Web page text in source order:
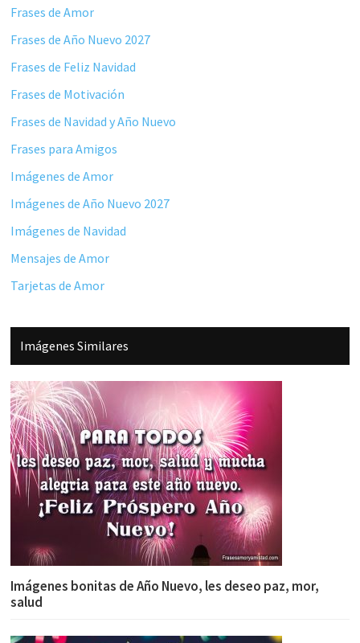
Frases de Amor
Frases de Año Nuevo 2027
Frases de Feliz Navidad
Frases de Motivación
Frases de Navidad y Año Nuevo
Frases para Amigos
Imágenes de Amor
Imágenes de Año Nuevo 2027
Imágenes de Navidad
Mensajes de Amor
Tarjetas de Amor
Imágenes Similares
Imágenes bonitas de Año Nuevo, les deseo paz, mor,
salud